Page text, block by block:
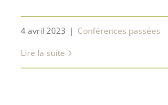
4 avril 2023 | Conférences passées
Lire la suite